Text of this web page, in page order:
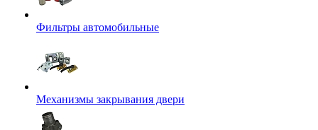
Фильтры автомобильные
Механизмы закрывания двери